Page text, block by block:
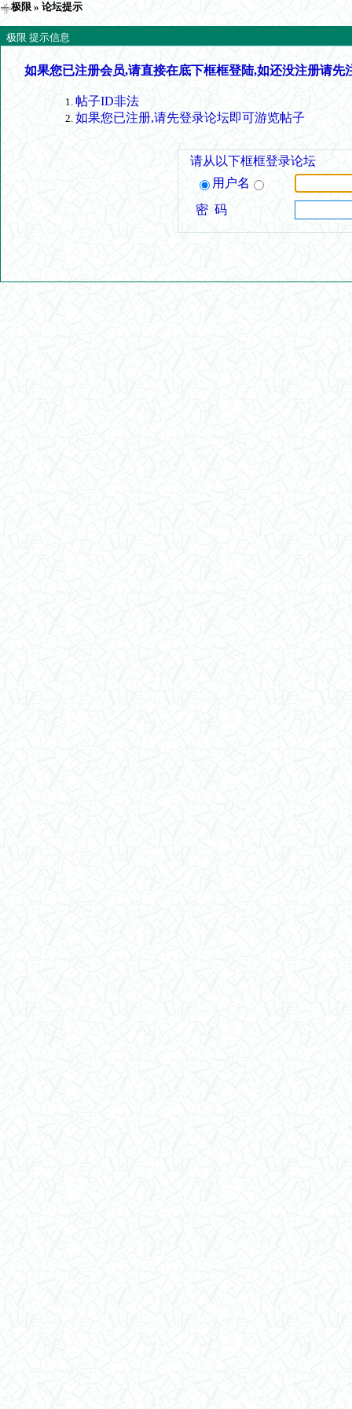
极限 » 论坛提示
极限 提示信息
如果您已注册会员,请直接在底下框框登陆,如还没注册请先
帖子ID非法
如果您已注册,请先登录论坛即可游览帖子
请从以下框框登录论坛
用户名
密 码